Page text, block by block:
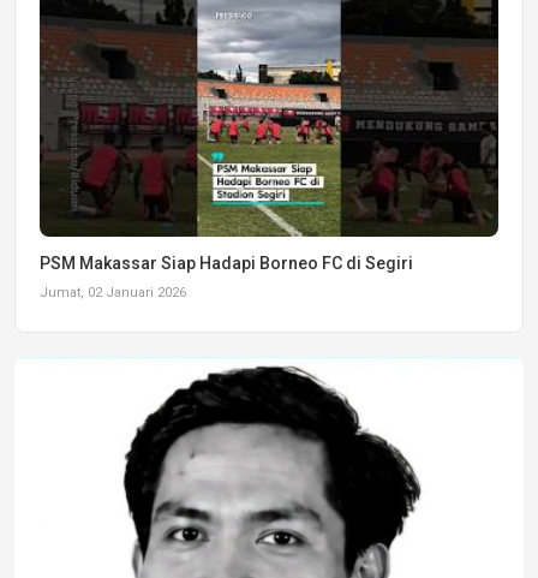
PSM Makassar Siap Hadapi Borneo FC di Segiri
Jumat, 02 Januari 2026